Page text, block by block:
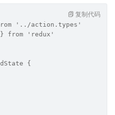
'../action.types'
from 'redux'
{
复制代码